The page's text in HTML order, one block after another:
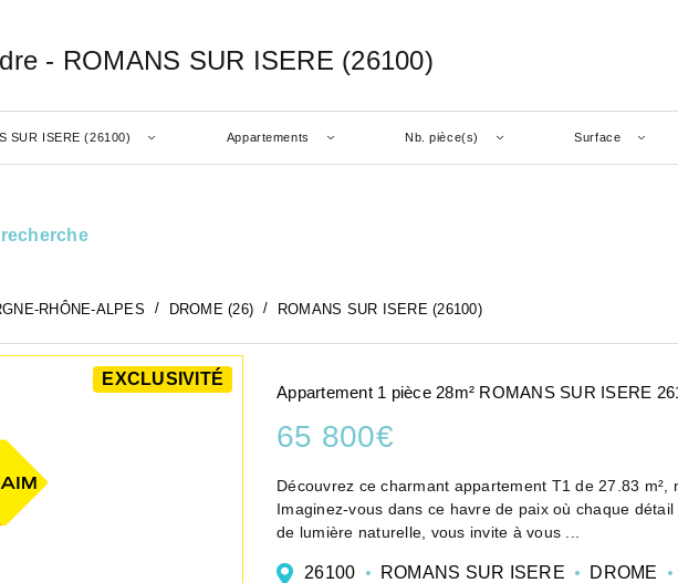
- ROMANS SUR ISERE (26100)
SUR ISERE (26100) Appartements Nb. pièce(s) Surface
RHÔNE-ALPES DROME (26) ROMANS SUR ISERE (26100)
EXCLUSIVITÉ
Appartement 1 pièce 28m² ROMANS SUR ISERE
65 800€
Découvrez ce charmant appartement T1 de 27.83
Imaginez-vous dans ce havre de paix où chaque
de lumière naturelle, vous invite à vous ...
26100 ROMANS SUR ISERE DROME